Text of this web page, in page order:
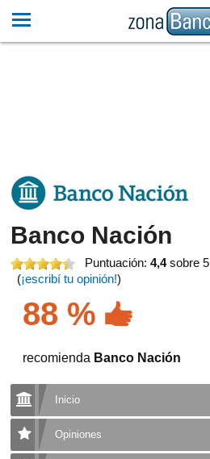
Banco Nación
Puntuación:4,4sobre 5
(¡escribí tu opinión!)
88 %
recomienda Banco Nación
Inicio
Opiniones